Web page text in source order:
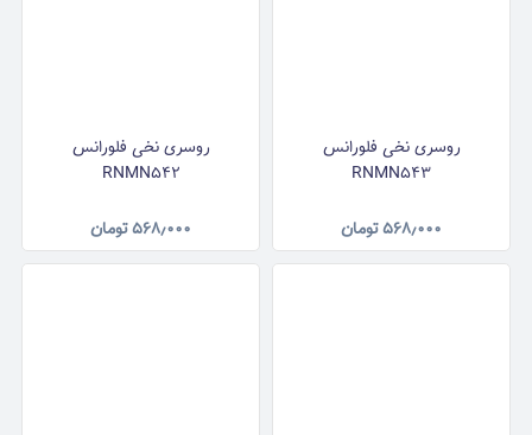
روسری نخی فلورانس
RNMN543
۵۶۸٫۰۰۰تومان
روسری نخی فلورانس
RNMN542
۵۶۸٫۰۰۰تومان